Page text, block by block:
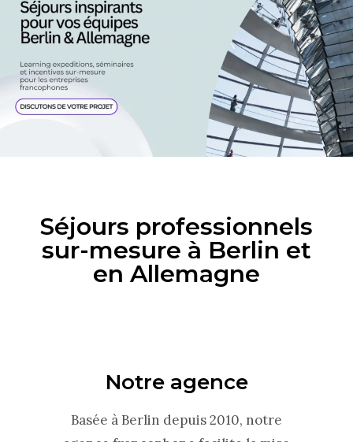
Séjours professionnels
sur-mesure à Berlin et
en Allemagne
Notre agence
Basée à Berlin depuis 2010, notre